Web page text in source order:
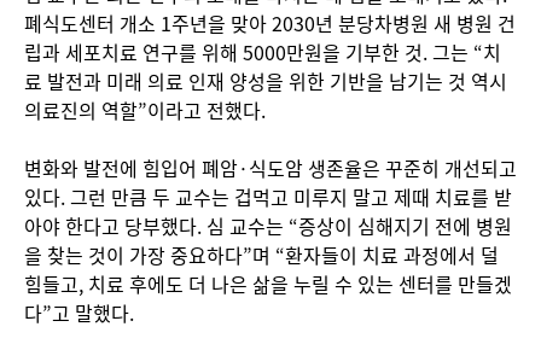
폐식도센터 개소 1주년을 맞아 2030년 분당차병원 새 병원 건
립과 세포치료 연구를 위해 5000만원을 기부한 것. 그는 “치
료 발전과 미래 의료 인재 양성을 위한 기반을 남기는 것 역시
의료진의 역할”이라고 전했다.
변화와 발전에 힘입어 폐암·식도암 생존율은 꾸준히 개선되고
있다. 그런 만큼 두 교수는 겁먹고 미루지 말고 제때 치료를 받
아야 한다고 당부했다. 심 교수는 “증상이 심해지기 전에 병원
을 찾는 것이 가장 중요하다”며 “환자들이 치료 과정에서 덜
힘들고, 치료 후에도 더 나은 삶을 누릴 수 있는 센터를 만들겠
다”고 말했다.